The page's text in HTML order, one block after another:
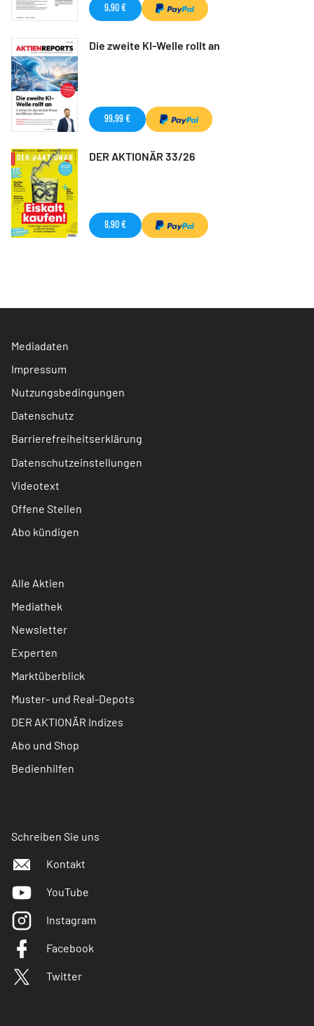
9,90 €
Die zweite KI-Welle rollt an
99,99 €
DER AKTIONÄR 33/26
8,90 €
Mediadaten
Impressum
Nutzungsbedingungen
Datenschutz
Barrierefreiheitserklärung
Datenschutzeinstellungen
Videotext
Offene Stellen
Abo kündigen
Alle Aktien
Mediathek
Newsletter
Experten
Marktüberblick
Muster- und Real-Depots
DER AKTIONÄR Indizes
Abo und Shop
Bedienhilfen
Schreiben Sie uns
Kontakt
YouTube
Instagram
Facebook
Twitter